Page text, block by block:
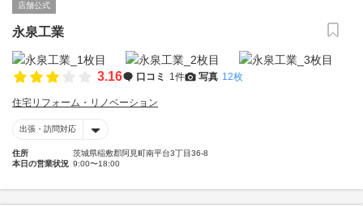
店舗公式
永泉工業
3.16 口コミ 1件 写真 12枚
住宅リフォーム・リノベーション
出張・訪問対応
住所
茨城県稲敷郡阿見町南平台3丁目36-8
本日の営業状況 9:00〜18:00